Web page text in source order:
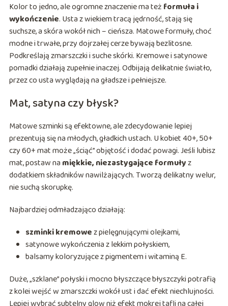
Kolor to jedno, ale ogromne znaczenie ma też formuła i
wykończenie. Usta z wiekiem tracą jędrność, stają się
suchsze, a skóra wokół nich – cieńsza. Matowe formuły, choć
modne i trwałe, przy dojrzałej cerze bywają bezlitosne.
Podkreślają zmarszczki i suche skórki. Kremowe i satynowe
pomadki działają zupełnie inaczej. Odbijają delikatnie światło,
przez co usta wyglądają na gładsze i pełniejsze.
Mat, satyna czy błysk?
Matowe szminki są efektowne, ale zdecydowanie lepiej
prezentują się na młodych, gładkich ustach. U kobiet 40+, 50+
czy 60+ mat może „ściąć” objętość i dodać powagi. Jeśli lubisz
mat, postaw na miękkie, niezastygające formułyz
dodatkiem składników nawilżających. Tworzą delikatny welur,
nie suchą skorupkę.
Najbardziej odmładzająco działają:
szminki kremowez pielęgnującymi olejkami,
satynowe wykończenia z lekkim połyskiem,
balsamy koloryzujące z pigmentem i witaminą E.
Duże, „szklane” połyski i mocno błyszczące błyszczyki potrafią
z kolei wejść w zmarszczki wokół ust i dać efekt niechlujności.